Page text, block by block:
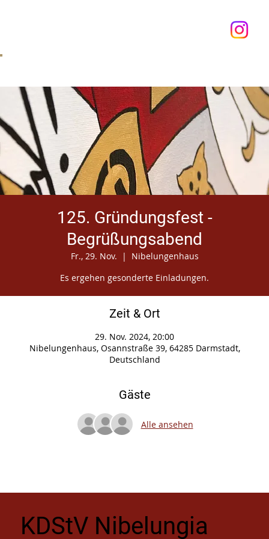
125. Gründungsfest -
Begrüßungsabend
Fr., 29. Nov.
  |
Nibelungenhaus
Es ergehen gesonderte Einladungen.
Zeit & Ort
29. Nov. 2024, 20:00
Nibelungenhaus, Osannstraße 39, 64285 Darmstadt,
Deutschland
Gäste
Alle ansehen
KDStV Nibelungia